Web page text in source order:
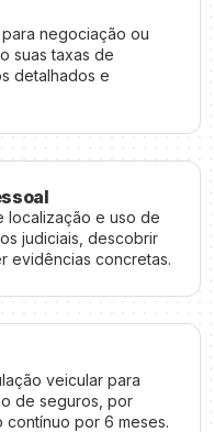
negociação ou
suas taxas de
detalhados e
localização e uso de
judiciais, descobrir
evidências concretas.
veicular para
de seguros, por
contínuo por 6 meses.